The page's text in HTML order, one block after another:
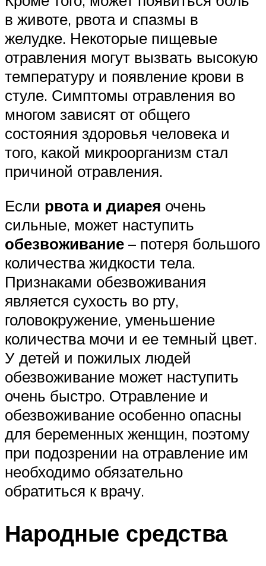
в животе, рвота и спазмы в
желудке. Некоторые пищевые
отравления могут вызвать высокую
температуру и появление крови в
стуле. Симптомы отравления во
многом зависят от общего
состояния здоровья человека и
того, какой микроорганизм стал
причиной отравления.
Если рвота и диарея очень
сильные, может наступить
обезвоживание – потеря большого
количества жидкости тела.
Признаками обезвоживания
является сухость во рту,
головокружение, уменьшение
количества мочи и ее темный цвет.
У детей и пожилых людей
обезвоживание может наступить
очень быстро. Отравление и
обезвоживание особенно опасны
для беременных женщин, поэтому
при подозрении на отравление им
необходимо обязательно
обратиться к врачу.
Народные средства